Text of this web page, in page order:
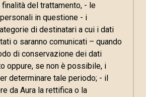
del trattamento, - le
in questione - i
di destinatari a cui i dati
o saranno comunicati – quando
di conservazione dei dati
oppure, se non è possibile, i
determinare tale periodo; - il
da Aura la rettifica o la